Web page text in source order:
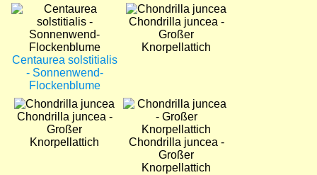
Bild
Centaurea solstitialis
- Sonnenwend-
Flockenblume
Bild
Chondrilla juncea -
Großer
Knorpellattich
Bild
Chondrilla juncea -
Großer
Knorpellattich
Bild
Chondrilla juncea -
Großer
Knorpellattich